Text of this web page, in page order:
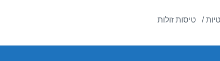
טיסות זולות